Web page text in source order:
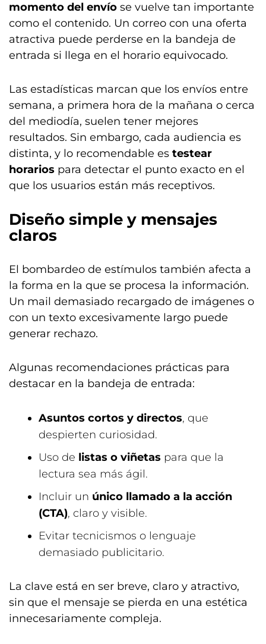
momento del envío se vuelve tan importante
como el contenido. Un correo con una oferta
atractiva puede perderse en la bandeja de
entrada si llega en el horario equivocado.
Las estadísticas marcan que los envíos entre
semana, a primera hora de la mañana o cerca
del mediodía, suelen tener mejores
resultados. Sin embargo, cada audiencia es
distinta, y lo recomendable es testear
horarios para detectar el punto exacto en el
que los usuarios están más receptivos.
Diseño simple y mensajes
claros
El bombardeo de estímulos también afecta a
la forma en la que se procesa la información.
Un mail demasiado recargado de imágenes o
con un texto excesivamente largo puede
generar rechazo.
Algunas recomendaciones prácticas para
destacar en la bandeja de entrada:
Asuntos cortos y directos, que
despierten curiosidad.
Uso de listas o viñetas para que la
lectura sea más ágil.
Incluir un único llamado a la acción
(CTA), claro y visible.
Evitar tecnicismos o lenguaje
demasiado publicitario.
La clave está en ser breve, claro y atractivo,
sin que el mensaje se pierda en una estética
innecesariamente compleja.